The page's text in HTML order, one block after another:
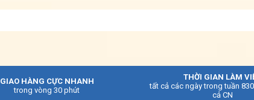
GIAO HÀNG CỰC NHANH
trong vòng 30 phút
THỜI GIAN LÀM
tất cả các ngày trong tuần
cả CN